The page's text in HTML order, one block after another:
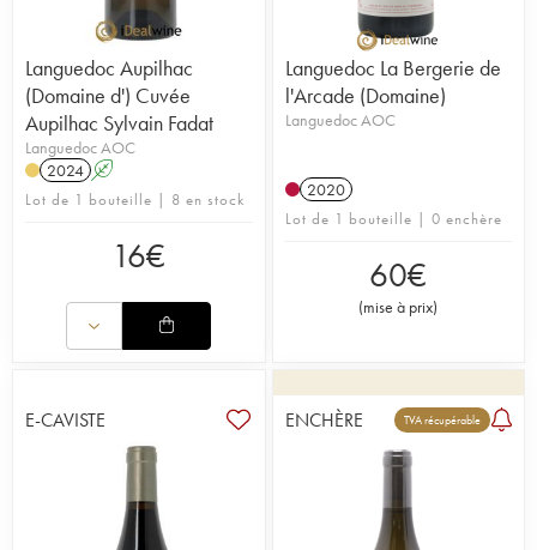
Languedoc Aupilhac
(Domaine d') Cuvée
Aupilhac Sylvain Fadat
Languedoc AOC
2024 A
Lot de 1 bouteille | 8 en stock
16€
Languedoc La Bergerie de
l'Arcade (Domaine)
Languedoc AOC
2020
Lot de 1 bouteille | 0 enchère
60€
(mise à prix)
E-CAVISTE ENCHÈRE TVA récupérable